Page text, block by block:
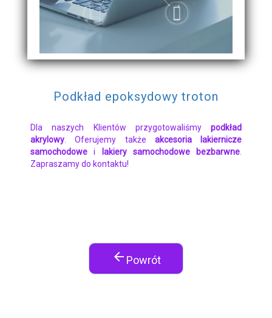
Podkład epoksydowy troton
Dla naszych Klientów przygotowaliśmy podkład
akrylowy . Oferujemy także akcesoria lakiernicze
samochodowe i lakiery samochodowe bezbarwne
Zapraszamy do kontaktu!
arrow_back Powrót